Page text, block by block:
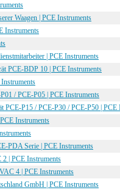
Waagen | PCE Instruments
Instruments
| PCE Instruments
PCE-BDP 10 | PCE Instruments
/ PCE-P05 | PCE Instruments
PCE-P15 / PCE-P30 / PCE-P50 | PCE
Instruments
PDA Serie | PCE Instruments
2 | PCE Instruments
4 | PCE Instruments
GmbH | PCE Instruments